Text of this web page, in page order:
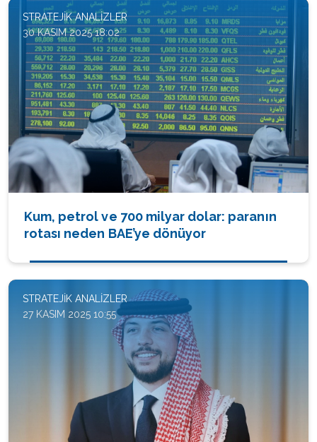
STRATEJIK ANALIZLER
30 KASIM 2025 18:02
Kum, petrol ve 700 milyar dolar: paranın
rotası neden BAE’ye dönüyor
STRATEJIK ANALIZLER
27 KASIM 2025 10:55